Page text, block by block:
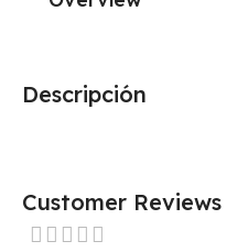
Descripción
Customer Reviews